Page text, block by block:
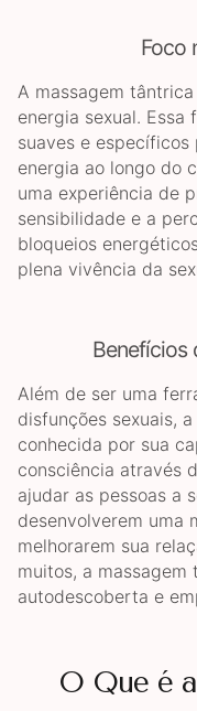
Foco
A massagem
energia sexual.
suaves e
energia ao longo do
uma experiência de
sensibilidade e a
bloqueios
plena vivência da
Benefícios
Além de ser uma
disfunções sexuais,
conhecida por sua
consciência através
ajudar as pessoas a
desenvolverem uma
melhorarem sua
muitos, a
autodescoberta e
O Que é